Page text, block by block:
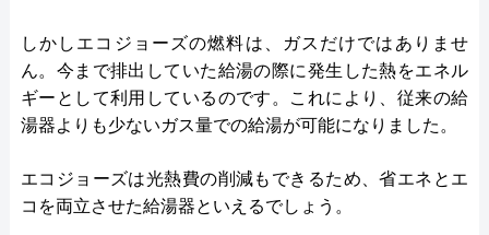
しかしエコジョーズの燃料は、ガスだけではありませ
ん。今まで排出していた給湯の際に発生した熱をエネル
ギーとして利用しているのです。これにより、従来の給
湯器よりも少ないガス量での給湯が可能になりました。
エコジョーズは光熱費の削減もできるため、省エネとエ
コを両立させた給湯器といえるでしょう。